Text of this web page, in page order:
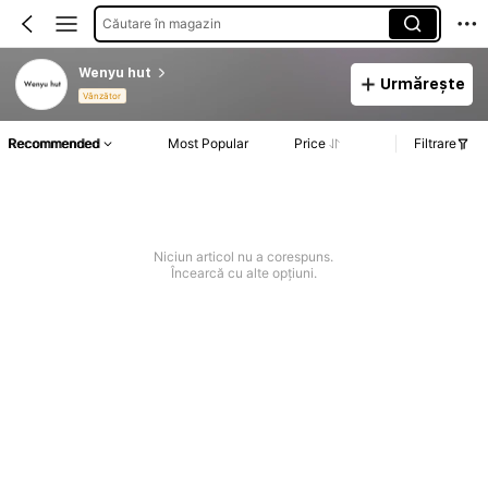
Căutare în magazin
Wenyu hut
Vânzător
Urmărește
Recommended Most Popular Price Filtrare
Niciun articol nu a corespuns.
Încearcă cu alte opțiuni.